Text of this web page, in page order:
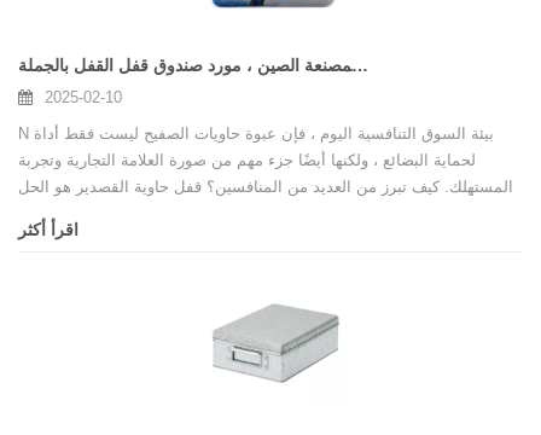
الشركة المصنعة للحاويات المخصصة للمصنعة الصين ، مورد صندوق قفل القفل بالجملة
2025-02-10
N بيئة السوق التنافسية اليوم ، فإن عبوة حاويات الصفيح ليست فقط أداة
لحماية البضائع ، ولكنها أيضًا جزء مهم من صورة العلامة التجارية وتجربة
المستهلك. كيف تبرز من العديد من المنافسين؟ قفل حاوية القصدير هو الحل
الذي تحتاجه. ليس لديها وظائف ممتازة فحسب ، بل تضيف أيضًا قيمة فريدة
اقرأ أكثر